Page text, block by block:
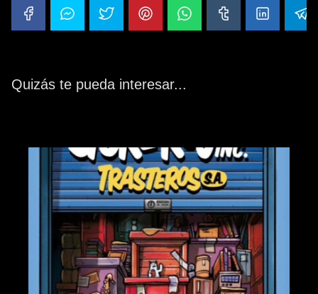
Quizás te pueda interesar...